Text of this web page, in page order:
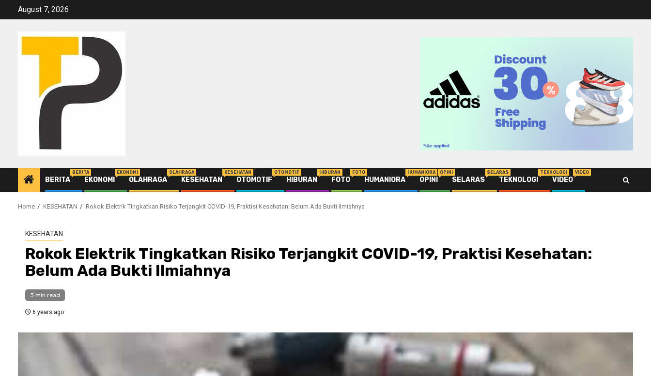
August 7, 2026
BERITA
BERITA
EKONOMI
EKONOMI
OLAHRAGA
OLAHRAGA
KESEHATAN
KESEHATAN
OTOMOTIF
OTOMOTIF
HIBURAN
HIBURAN
FOTO
FOTO
HUMANIORA
HUMANIORA
OPINI
OPINI
SELARAS
SELARAS
TEKNOLOGI
TEKNOLOGI
VIDEO
VIDEO
Home KESEHATAN Rokok Elektrik Tingkatkan Risiko Terjangkit COVID-19, Praktisi Kesehatan: Belum Ada Bukti Ilmiahnya
KESEHATAN
Rokok Elektrik Tingkatkan Risiko Terjangkit COVID-19, Praktisi Kesehatan:
Belum Ada Bukti Ilmiahnya
3 min read
6 years ago